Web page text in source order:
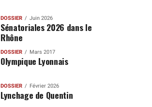
DOSSIER Juin 2026
Sénatoriales 2026 dans le
Rhône
DOSSIER Mars 2017
Olympique Lyonnais
DOSSIER Février 2026
Lynchage de Quentin